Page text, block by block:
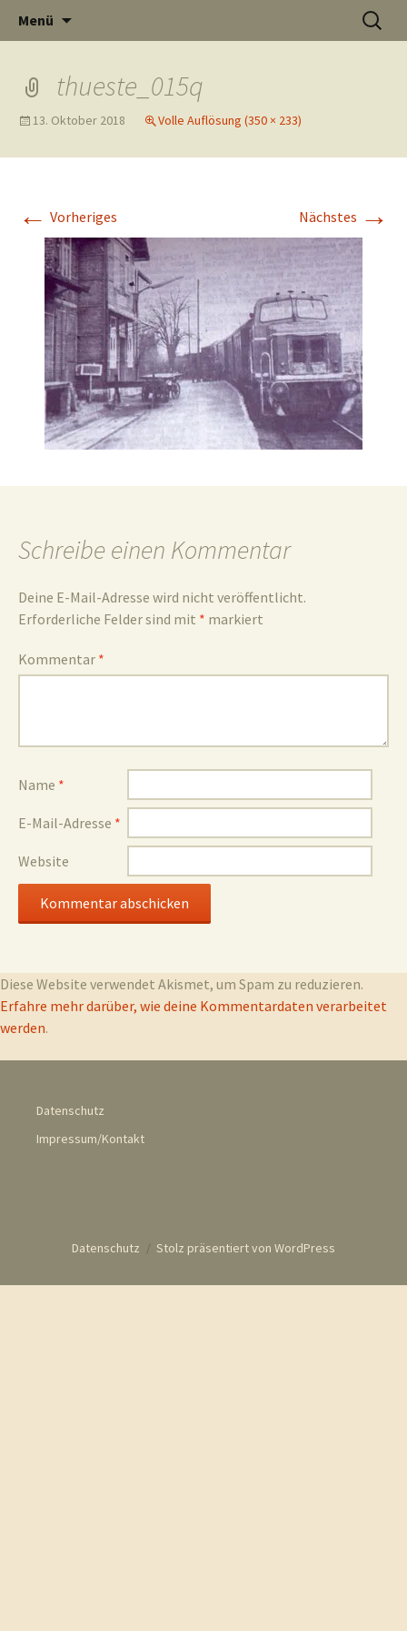
Thüste im
Internet
und
aus
und
Menü
Suchen
nach:
thueste_015q
13. Oktober 2018 Volle Auflösung (350 × 233)
← Vorheriges Nächstes →
Schreibe einen Kommentar
Deine E-Mail-Adresse wird nicht veröffentlicht.
Erforderliche Felder sind mit * markiert
Kommentar *
Name *
E-Mail-Adresse *
Website
Diese Website verwendet Akismet, um Spam zu reduzieren.
Erfahre mehr darüber, wie deine Kommentardaten verarbeitet
werden.
Datenschutz
Impressum/Kontakt
Datenschutz Stolz präsentiert von WordPress